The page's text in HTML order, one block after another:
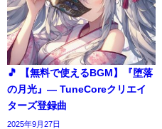
🎵 【無料で使えるBGM】『堕落
の月光』― TuneCoreクリエイ
ターズ登録曲
2025年9月27日